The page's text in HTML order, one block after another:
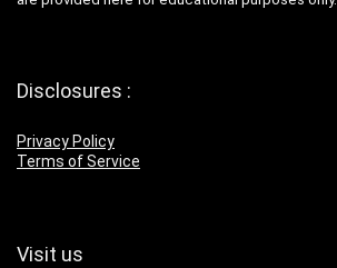
Disclosures :
Privacy Policy
Terms of Service
Visit us